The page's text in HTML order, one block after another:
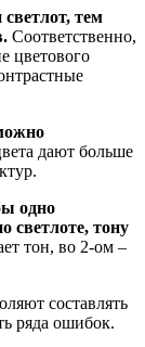
тем
Соответственно,
цветового
дают больше
одно
светлоте, тону
тон, во 2-ом –
составлять
ряда ошибок.